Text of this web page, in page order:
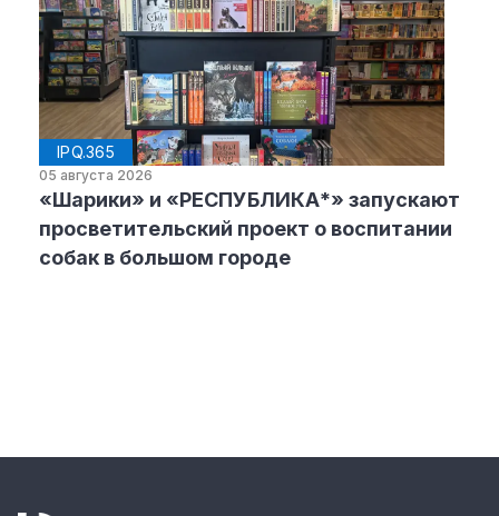
IPQ.365
05 августа 2026
«Шарики» и «РЕСПУБЛИКА*» запускают
просветительский проект о воспитании
собак в большом городе